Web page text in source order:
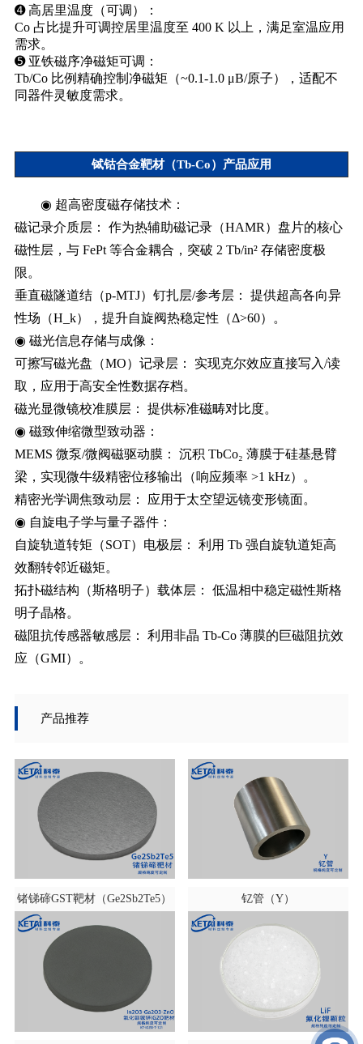
➍ 高居里温度（可调）：
Co 占比提升可调控居里温度至 400 K 以上，满足室温应用
需求。
➎ 亚铁磁序净磁矩可调：
Tb/Co 比例精确控制净磁矩（~0.1-1.0 μB/原子），适配不
同器件灵敏度需求。
铽钴合金靶材（Tb-Co）产品应用
​◉ 超高密度磁存储技术：​​
​磁记录介质层：​​ 作为热辅助磁记录（HAMR）盘片的核心
磁性层，与 FePt 等合金耦合，突破 2 Tb/in² 存储密度极
限。
​垂直磁隧道结（p-MTJ）钉扎层/参考层：​​ 提供超高各向异
性场（H_k），提升自旋阀热稳定性（Δ>60）。
​◉ 磁光信息存储与成像：​​
​可擦写磁光盘（MO）记录层：​​ 实现克尔效应直接写入/读
取，应用于高安全性数据存档。
​磁光显微镜校准膜层：​​ 提供标准磁畴对比度。
​◉ 磁致伸缩微型致动器：​​
​MEMS 微泵/微阀磁驱动膜：​​ 沉积 TbCo₂ 薄膜于硅基悬臂
梁，实现微牛级精密位移输出（响应频率 >1 kHz）。
​精密光学调焦致动层：​​ 应用于太空望远镜变形镜面。
​◉ 自旋电子学与量子器件：​​
​自旋轨道转矩（SOT）电极层：​​ 利用 Tb 强自旋轨道矩高
效翻转邻近磁矩。
​拓扑磁结构（斯格明子）载体层：​​ 低温相中稳定磁性斯格
明子晶格。
​磁阻抗传感器敏感层：​​ 利用非晶 Tb-Co 薄膜的巨磁阻抗效
应（GMI）。
产品推荐
锗锑碲GST靶材（Ge2Sb2Te5） 钇管（Y）